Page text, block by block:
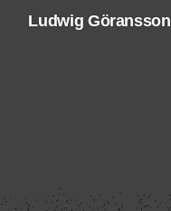
Ludwig Göransson